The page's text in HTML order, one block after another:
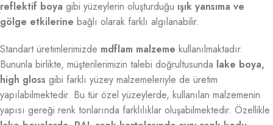
reflektif boya gibi yüzeylerin oluşturduğu ışık yansıma ve
gölge etkilerine bağlı olarak farklı algılanabilir.
Standart üretimlerimizde mdflam malzeme kullanılmaktadır.
Bununla birlikte, müşterilerimizin talebi doğrultusunda lake boya,
high gloss gibi farklı yüzey malzemeleriyle de üretim
yapılabilmektedir. Bu tür özel yüzeylerde, kullanılan malzemenin
yapısı gereği renk tonlarında farklılıklar oluşabilmektedir. Özellikle